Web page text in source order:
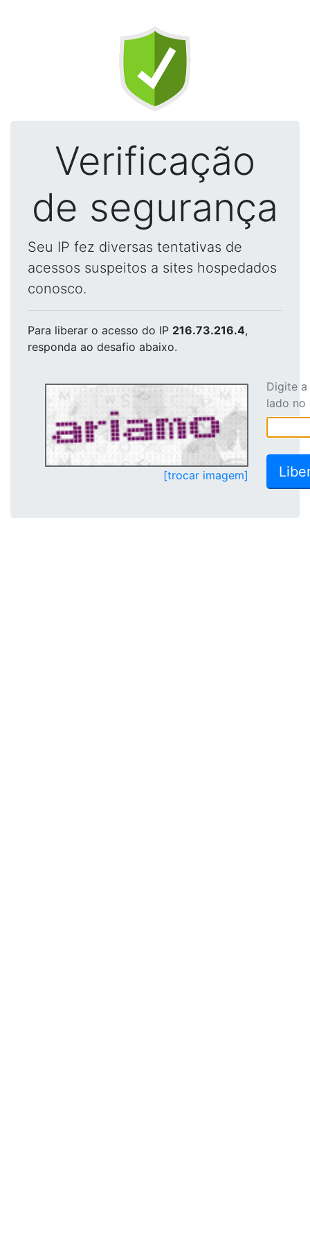
Verificação
de segurança
Seu IP fez diversas tentativas de
acessos suspeitos a sites hospedados
conosco.
Para liberar o acesso do IP 216.73.216.4,
responda ao desafio abaixo.
[trocar imagem]
Digite
lado no